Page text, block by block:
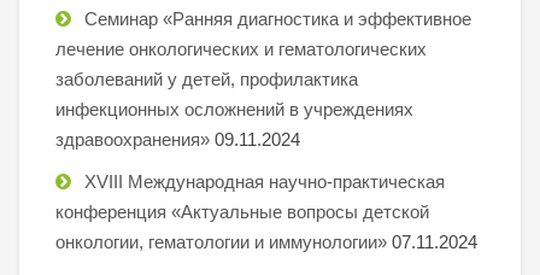
Семинар «Ранняя диагностика и эффективное
лечение онкологических и гематологических
заболеваний у детей, профилактика
инфекционных осложнений в учреждениях
здравоохранения» 09.11.2024
XVIII Международная научно-практическая
конференция «Актуальные вопросы детской
онкологии, гематологии и иммунологии» 07.11.2024